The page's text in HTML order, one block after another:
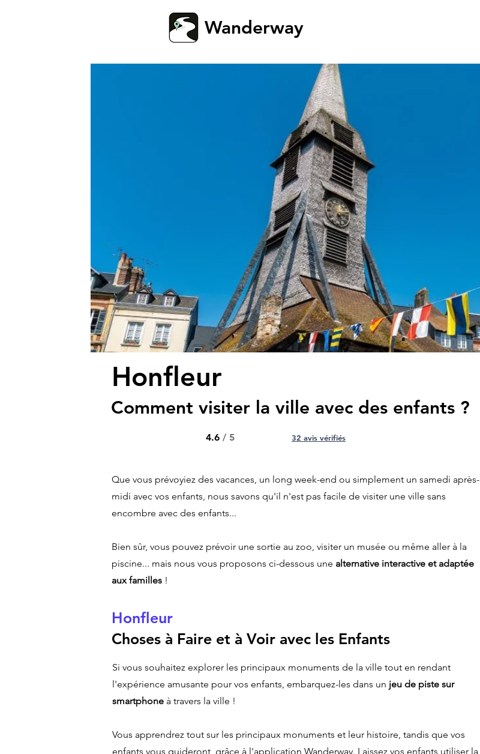
Wanderway
Honfleur
Comment visiter la ville avec des enfants ?
4.6 / 5 32 avis vérifiés
Que vous prévoyiez des vacances, un long week-end ou simplement un samedi après-
midi avec vos enfants, nous savons qu'il n'est pas facile de visiter une ville sans
encombre avec des enfants...
Bien sûr, vous pouvez prévoir une sortie au zoo, visiter un musée ou même aller à la
piscine... mais nous vous proposons ci-dessous une alternative interactive et adaptée
aux familles !
Honfleur
Choses à Faire et à Voir avec les Enfants
Si vous souhaitez explorer les principaux monuments de la ville tout en rendant
l'expérience amusante pour vos enfants, embarquez-les dans un jeu de piste sur
smartphone à travers la ville !
Vous apprendrez tout sur les principaux monuments et leur histoire, tandis que vos
enfants vous guideront, grâce à l'application Wanderway. Laissez vos enfants utiliser la